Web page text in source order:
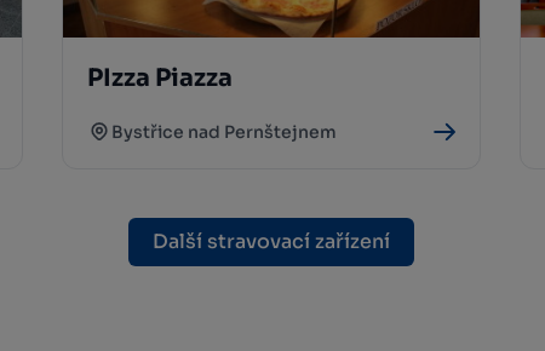
PIzza Piazza
Bystřice nad Pernštejnem
Další stravovací zařízení